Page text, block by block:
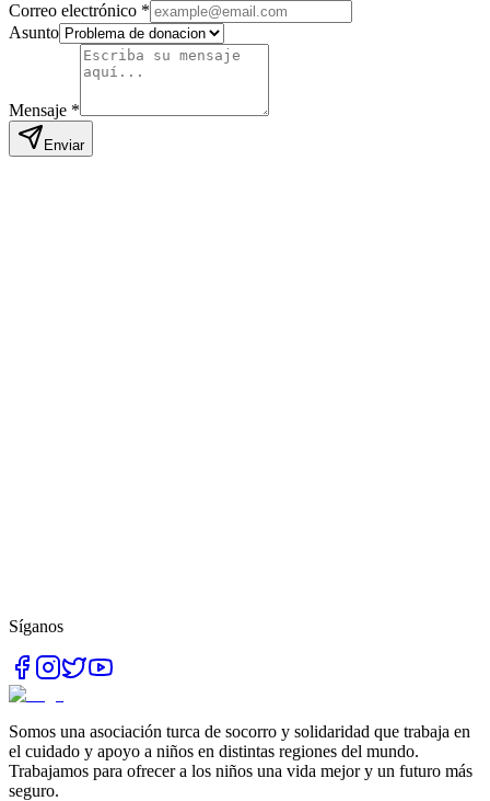
Correo electrónico *
Asunto
Mensaje *
Enviar
Síganos
Somos una asociación turca de socorro y solidaridad que trabaja en
el cuidado y apoyo a niños en distintas regiones del mundo.
Trabajamos para ofrecer a los niños una vida mejor y un futuro más
seguro.